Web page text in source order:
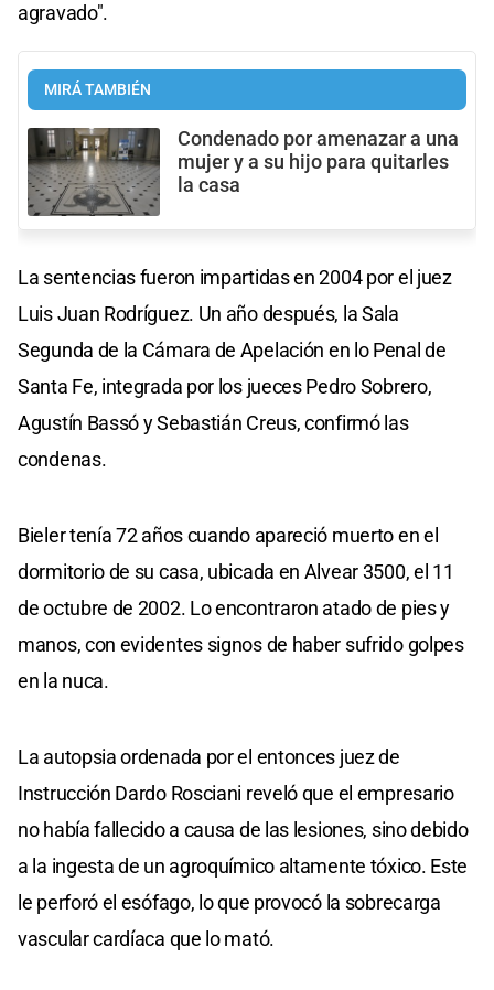
agravado".
MIRÁ TAMBIÉN
Condenado por amenazar a una
mujer y a su hijo para quitarles
la casa
La sentencias fueron impartidas en 2004 por el juez
Luis Juan Rodríguez. Un año después, la Sala
Segunda de la Cámara de Apelación en lo Penal de
Santa Fe, integrada por los jueces Pedro Sobrero,
Agustín Bassó y Sebastián Creus, confirmó las
condenas.
Bieler tenía 72 años cuando apareció muerto en el
dormitorio de su casa, ubicada en Alvear 3500, el 11
de octubre de 2002. Lo encontraron atado de pies y
manos, con evidentes signos de haber sufrido golpes
en la nuca.
La autopsia ordenada por el entonces juez de
Instrucción Dardo Rosciani reveló que el empresario
no había fallecido a causa de las lesiones, sino debido
a la ingesta de un agroquímico altamente tóxico. Este
le perforó el esófago, lo que provocó la sobrecarga
vascular cardíaca que lo mató.